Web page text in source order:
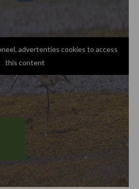
advertenties cookies to access
this content